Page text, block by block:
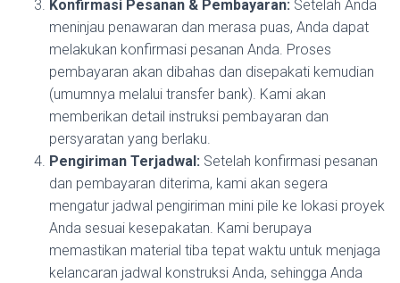
Konfirmasi Pesanan & Pembayaran: Setelah Anda
meninjau penawaran dan merasa puas, Anda dapat
melakukan konfirmasi pesanan Anda. Proses
pembayaran akan dibahas dan disepakati kemudian
(umumnya melalui transfer bank). Kami akan
memberikan detail instruksi pembayaran dan
persyaratan yang berlaku.
Pengiriman Terjadwal: Setelah konfirmasi pesanan
dan pembayaran diterima, kami akan segera
mengatur jadwal pengiriman mini pile ke lokasi proyek
Anda sesuai kesepakatan. Kami berupaya
memastikan material tiba tepat waktu untuk menjaga
kelancaran jadwal konstruksi Anda, sehingga Anda